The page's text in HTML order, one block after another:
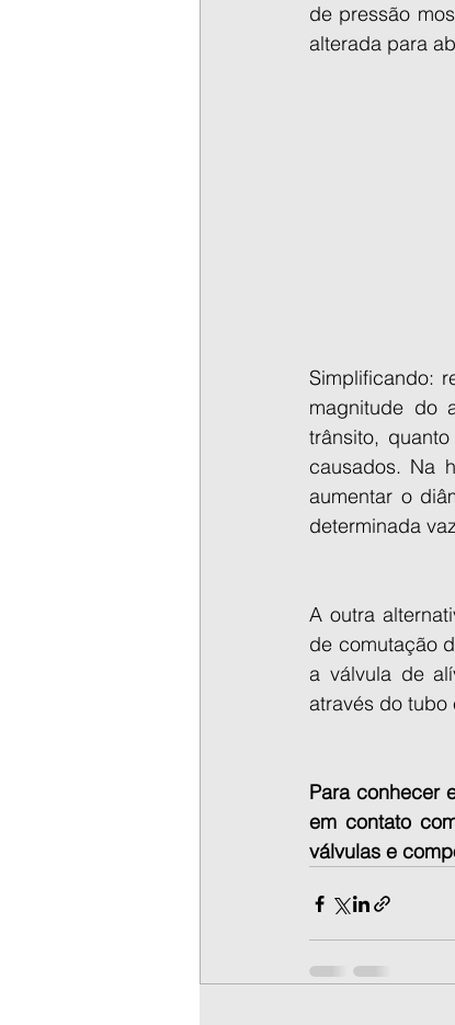
de pressão
alterada para
Simplificando:
magnitude do
trânsito,
causados. Na
aumentar o
determinada
A outra
de comutação
a válvula de
através do tubo
Para conhecer
em contato
válvulas e